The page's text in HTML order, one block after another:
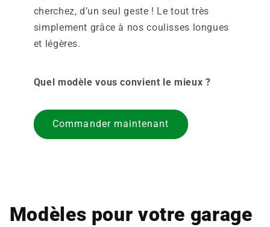
cherchez, d’un seul geste ! Le tout très
simplement grâce à nos coulisses longues
et légères.
Quel modèle vous convient le mieux ?
Commander maintenant
Modèles pour votre garage